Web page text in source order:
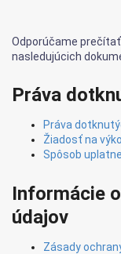
Odporúčame
nasledujúcich
Práva
Práva
Žiadosť na
Spôsob
Informácie
údajov
Zásady